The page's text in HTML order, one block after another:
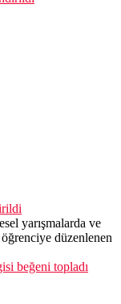
yarışmalarda ve
düzenlenen